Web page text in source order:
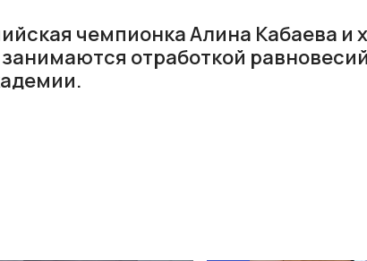
чемпионка Алина Кабаева и
отработкой